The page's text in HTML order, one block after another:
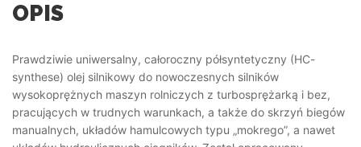
OPIS
Prawdziwie uniwersalny, całoroczny półsyntetyczny (HC-
synthese) olej silnikowy do nowoczesnych silników
wysokoprężnych maszyn rolniczych z turbosprężarką i bez,
pracujących w trudnych warunkach, a także do skrzyń biegów
manualnych, układów hamulcowych typu „mokrego”, a nawet